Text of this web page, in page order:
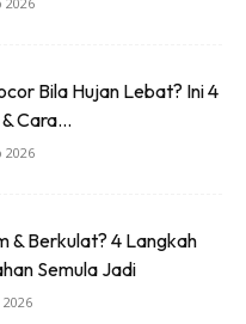
Bila Hujan Lebat? Ini 4
Cara...
2026
& Berkulat? 4 Langkah
Semula Jadi
2026